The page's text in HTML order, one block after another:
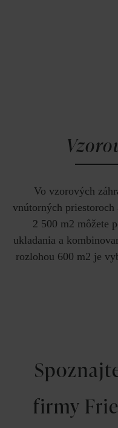
Vo vzorových
vnútorných
2 500 m2 môžete
ukladania a
rozlohou 600 m2 je
firmy